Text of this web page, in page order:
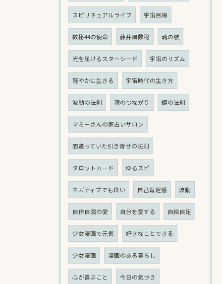
スピリチュアルライフ 宇宙目線
数秘44の使命 藤井風数秘 魂の歌
光を届けるスターシード 宇宙のリズム
軽やかに生きる 宇宙時代の生き方
波動の法則 魂のつながり 鏡の法則
マミーさんの家占いサロン
間違っていた引き寄せの法則
タロットカード ゆるスピ
ネガティブでも良い 自己肯定感 波動
自作自演の愛 自分を愛する 自給自足
少女漫画で元気 好きなことできる
少女漫画 漫画のある暮らし
心が喜ぶこと 今日の気づき